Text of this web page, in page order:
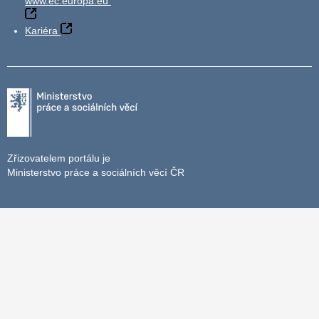
Kariéra
Zřizovatelem portálu je
Ministerstvo práce a sociálních věcí ČR